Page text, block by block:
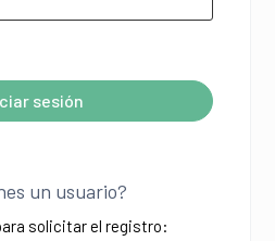
sesión
un usuario?
solicitar el registro: